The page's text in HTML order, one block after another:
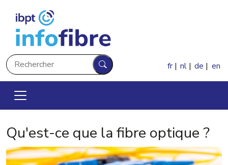
Rechercher
Rechercher
fr nl de en
Qu'est-ce que la fibre optique ?